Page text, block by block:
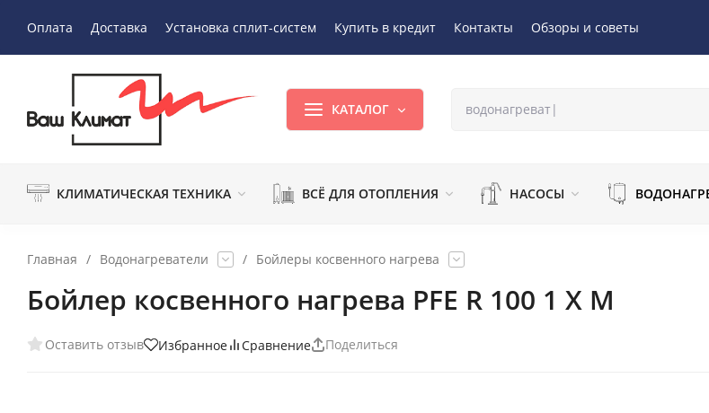
Оплата Доставка Установка сплит-систем Купить в кредит Контакты Обзоры и советы
КАТАЛОГ
КЛИМАТИЧЕСКАЯ ТЕХНИКА ВСЁ ДЛЯ ОТОПЛЕНИЯ НАСОСЫ
Главная / Водонагреватели / Бойлеры косвенного нагрева
Бойлер косвенного нагрева PFE R 100 1 X M
Оставить отзыв Избранное Сравнение Поделиться